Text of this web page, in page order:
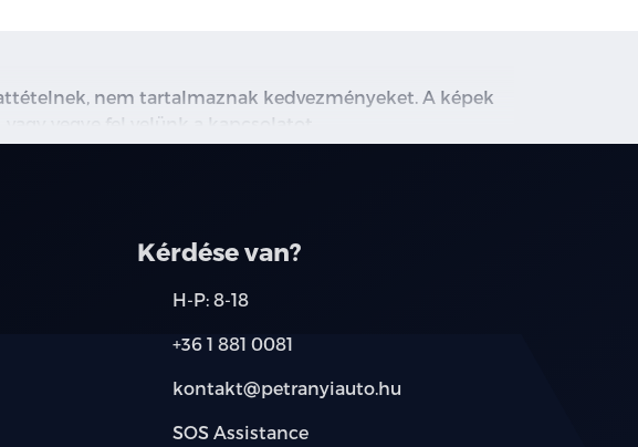
nem tartalmaznak kedvezményeket. A képek
vegye fel velünk a kapcsolatot.
Kérdése van?
H-P: 8-18
+36 1 881 0081
kontakt@petranyiauto.hu
SOS Assistance